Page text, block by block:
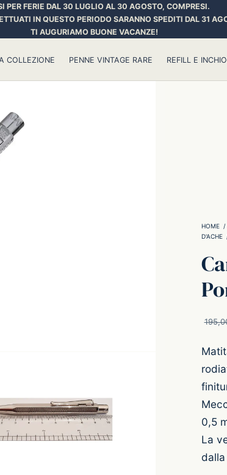
PER FERIE DAL 30 LUGLIO AL 30 AGOSTO, COMPRESI.
IN QUESTO PERIODO SARANNO SPEDITI DAL 31
TI AUGURIAMO BUONE VACANZE!
COLLEZIONE PENNE VINTAGE RARE REFILL E
HOME /
D'ACHE
0,5
La